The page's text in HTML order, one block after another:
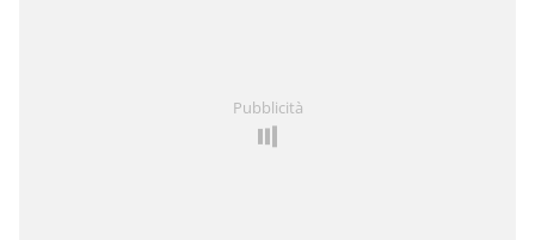
Pubblicità